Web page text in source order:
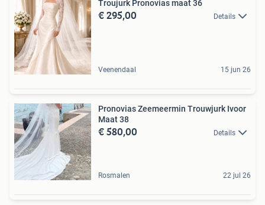
Troujurk Pronovias maat 36
€ 295,00 Details
Veenendaal 15 jun 26
Pronovias Zeemeermin Trouwjurk Ivoor
Maat 38
€ 580,00 Details
Rosmalen 22 jul 26